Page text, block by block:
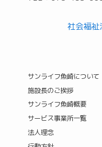
社会福祉
サンライフ魚崎について
施設長のご挨拶
サンライフ魚崎概要
サービス事業所一覧
法人理念